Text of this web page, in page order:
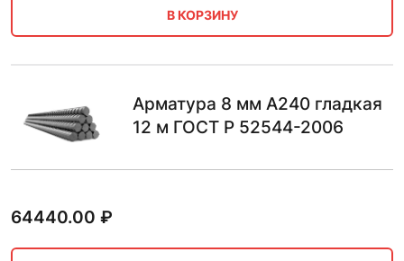
В КОРЗИНУ
Арматура 8 мм А240 гладкая
12 м ГОСТ Р 52544-2006
64440.00 ₽